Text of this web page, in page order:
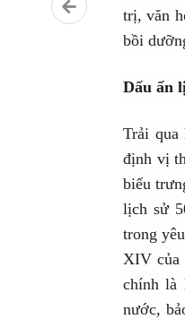
trị, văn
bồi
Dấu ấn
Trải
định vị
biểu
lịch sử
trong
XIV của
chính là
nước,